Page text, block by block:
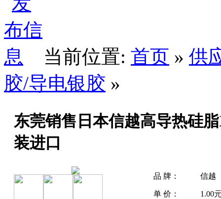
当前位置: 首页 » 供
胶/导电银胶 »
东莞销售日本信越高导热硅
装进口
品 牌： 信越
单 价： 1.00